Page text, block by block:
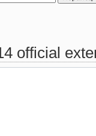
official